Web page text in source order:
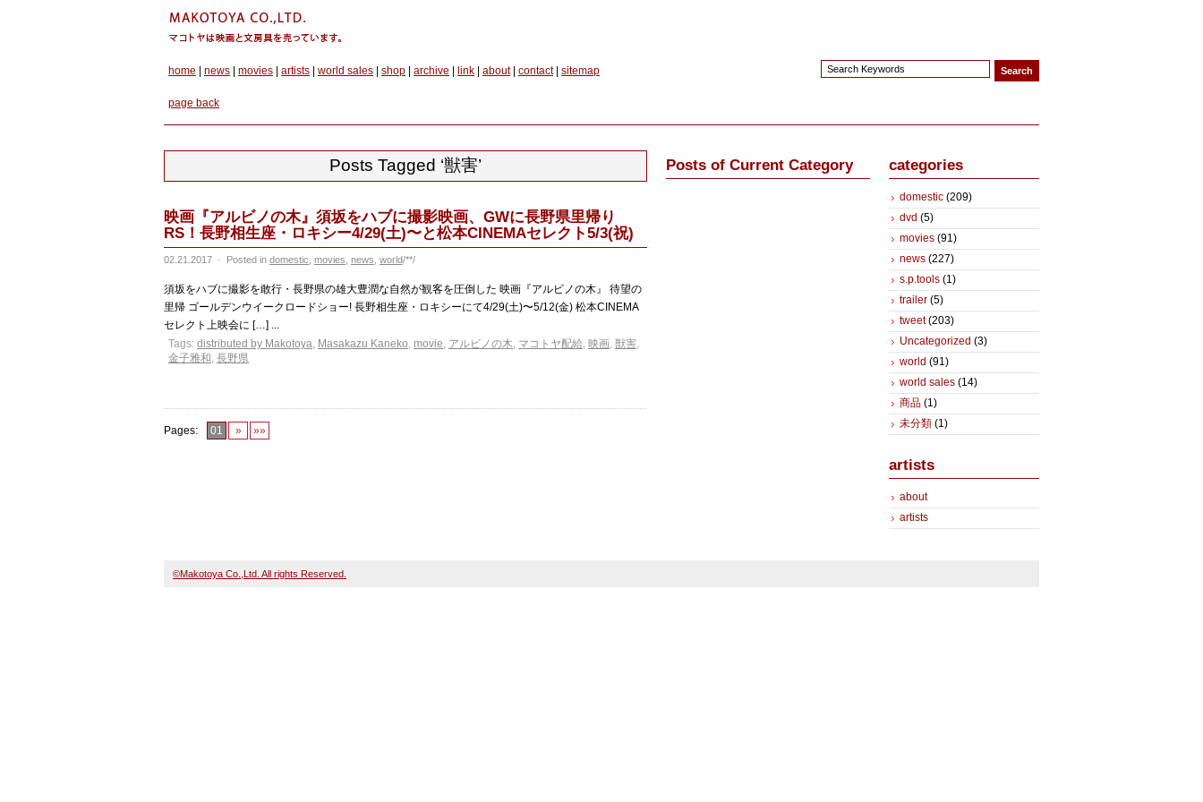
home news movies artists world sales shop archive link about| contact| sitemap
page back
Posts Tagged ‘獣害’
映画『アルビノの木』須坂をハブに撮影映画、GWに長野県里帰り
RS！長野相生座・ロキシー4/29(土)〜と松本CINEMAセレクト5/3(祝)
02.21.2017 · Posted in domestic movies news world/**/
須坂をハブに撮影を敢行・長野県の雄大豊潤な自然が観客を圧倒した 映画『アルビノの木』 待望の
里帰 ゴールデンウイークロードショー! 長野相生座・ロキシーにて4/29(土)〜5/12(金) 松本CINEMA
セレクト上映会に […] ...
Tags: distributed by Makotoya, Masakazu Kaneko, movie, アルビノの木, マコトヤ配給, 映画, 獣害,
金子雅和, 長野県
Pages: 01 » »»
Posts of Current Category categories
domestic (209)
dvd (5)
movies (91)
news (227)
s.p.tools (1)
trailer (5)
tweet(203)
Uncategorized (3)
world (91)
world sales (14)
商品 (1)
未分類 (1)
artists
about
artists
©Makotoya Co.,Ltd. All rights Reserved.